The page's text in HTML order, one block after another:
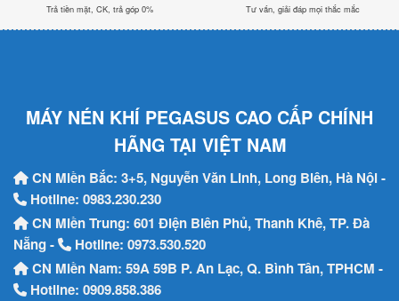
Trả tiền mặt, CK, trả góp 0% Tư vấn, giải đáp mọi thắc mắc
MÁY NÉN KHÍ PEGASUS CAO CẤP CHÍNH
HÃNG TẠI VIỆT NAM
CN Miền Bắc: 3+5, Nguyễn Văn Linh, Long Biên, Hà Nội -
Hotline: 0983.230.230
CN Miền Trung: 601 Điện Biên Phủ, Thanh Khê, TP. Đà
Nẵng -
Hotline: 0973.530.520
CN Miền Nam: 59A 59B P. An Lạc, Q. Bình Tân, TPHCM -
Hotline: 0909.858.386